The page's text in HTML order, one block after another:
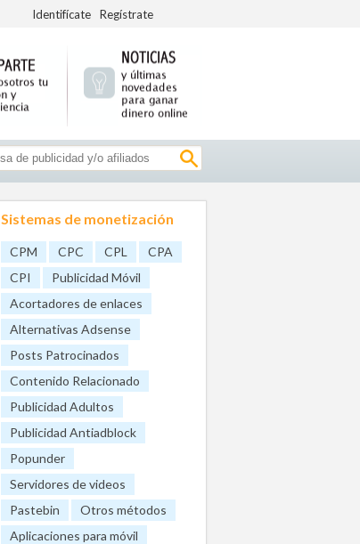
Identifícate Regístrate
Sistemas de monetización
CPM CPC CPL
CPA
CPI
Publicidad Móvil
Acortadores de enlaces
Alternativas Adsense
Posts Patrocinados
Contenido Relacionado
Publicidad Adultos
Publicidad Antiadblock
Popunder
Servidores de videos
Pastebin
Otros métodos
Aplicaciones para móvil